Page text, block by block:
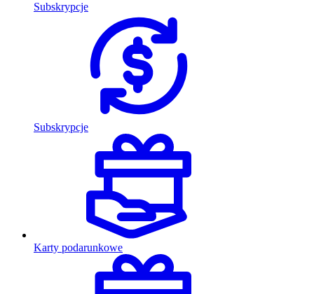
Subskrypcje
Subskrypcje
Karty podarunkowe